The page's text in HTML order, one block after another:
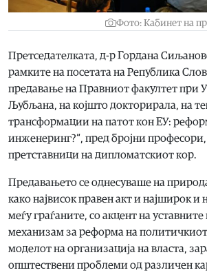
Фото: Кабинет на
Претседателката, д-р Гордана
рамките на посетата на Република
предавање на Правниот факултет при
Љубљана, на којшто докторирала, на
трансформации на патот кон ЕУ:
инженеринг?“, пред бројни
претставници на дипломатскиот кор.
Предавањето се однесуваше на
како највисок правен акт и најширок и
меѓу граѓаните, со акцент на
механизам за реформа на
моделот на организација на власта,
општествени проблеми од различен